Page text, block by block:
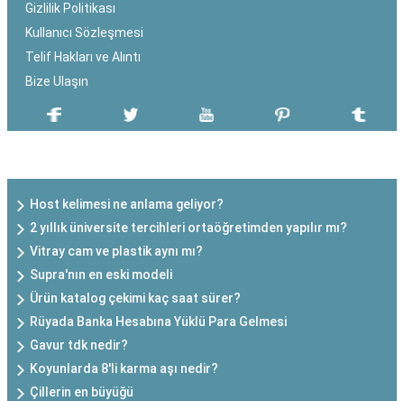
Gizlilik Politikası
Kullanıcı Sözleşmesi
Telif Hakları ve Alıntı
Bize Ulaşın
Host kelimesi ne anlama geliyor?
2 yıllık üniversite tercihleri ortaöğretimden yapılır mı?
Vitray cam ve plastik aynı mı?
Supra'nın en eski modeli
Ürün katalog çekimi kaç saat sürer?
Rüyada Banka Hesabına Yüklü Para Gelmesi
Gavur tdk nedir?
Koyunlarda 8'li karma aşı nedir?
Çillerin en büyüğü